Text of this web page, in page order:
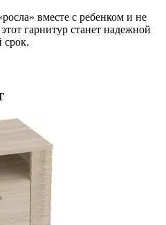
вместе с ребенком и не
гарнитур станет надежной
срок.